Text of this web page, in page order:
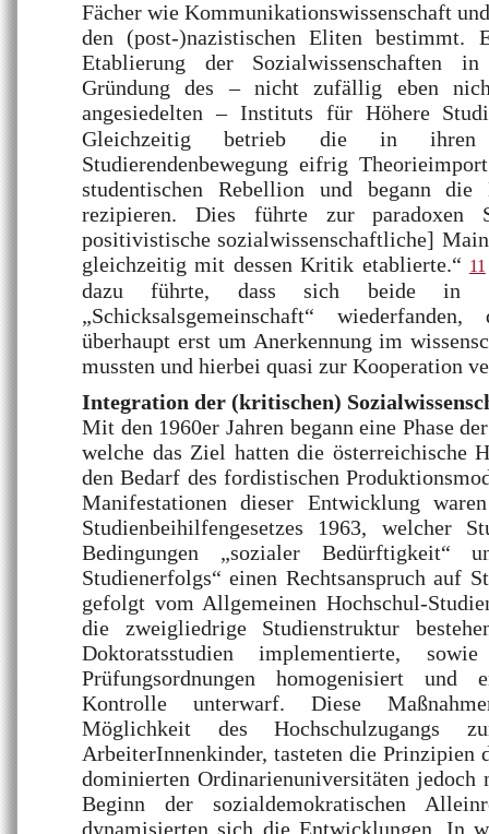
Fächer wie Kommunikationswissenschaft
den (post-)nazistischen Eliten bestimmt.
Etablierung der Sozialwissenschaften
Gründung des – nicht zufällig eben
angesiedelten – Instituts für Höhere
Gleichzeitig betrieb die in ihren
Studierendenbewegung eifrig
studentischen Rebellion und begann
rezipieren. Dies führte zur paradoxen
positivistische sozialwissenschaftliche]
gleichzeitig mit dessen Kritik etablierte.“ 11
dazu führte, dass sich beide in
„Schicksalsgemeinschaft“
überhaupt erst um Anerkennung im
mussten und hierbei quasi zur Kooperation
Integration der (kritischen)
Mit den 1960er Jahren begann eine Phase
welche das Ziel hatten die österreichische
den Bedarf des fordistischen
Manifestationen dieser Entwicklung
Studienbeihilfengesetzes 1963, welcher
Bedingungen „sozialer Bedürftigkeit“
Studienerfolgs“ einen Rechtsanspruch auf
gefolgt vom Allgemeinen Hochschul-
die zweigliedrige Studienstruktur
Doktoratsstudien implementierte,
Prüfungsordnungen homogenisiert und
Kontrolle unterwarf. Diese
Möglichkeit des Hochschulzugangs
ArbeiterInnenkinder, tasteten die Prinzipien
dominierten Ordinarienuniversitäten
Beginn der sozialdemokratischen
dynamisierten sich die Entwicklungen. In